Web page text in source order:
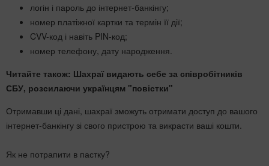
логін і пароль до інтернет-банкінгу;
номер платіжної картки та термін її дії;
CVV-код і навіть PIN-код;
номер телефону, дату народження.
Читайте також: Шахраї видають себе за співробітників
СБУ, розсилаючи українцям "повістки"
Отримавши ці дані, шахраї зможуть отримати доступ до вашого
інтернет-банкінгу зі свого пристрою та викрасти ваші кошти.
Як не потрапити в пастку?